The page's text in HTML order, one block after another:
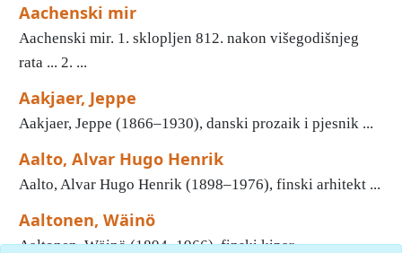
Aachenski mir
Aachenski mir. 1. sklopljen 812. nakon višegodišnjeg
rata ... 2. ...
Aakjaer, Jeppe
Aakjaer, Jeppe (1866–1930), danski prozaik i pjesnik ...
Aalto, Alvar Hugo Henrik
Aalto, Alvar Hugo Henrik (1898–1976), finski arhitekt ...
Aaltonen, Wäinö
Aaltonen, Wäinö (1894–1966), finski kipar ...